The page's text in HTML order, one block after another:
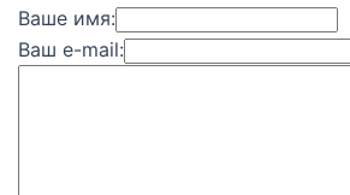
Ваше имя:
Ваш e-mail: